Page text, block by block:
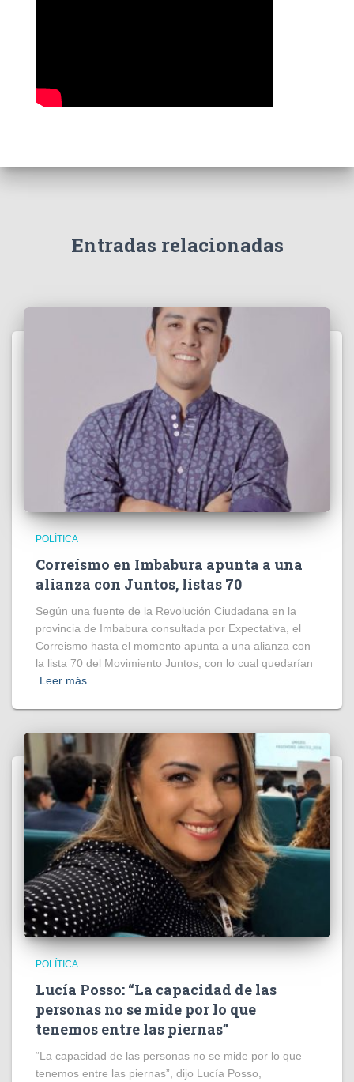
Entradas relacionadas
POLÍTICA
Correísmo en Imbabura apunta a una
alianza con Juntos, listas 70
Según una fuente de la Revolución Ciudadana en la
provincia de Imbabura consultada por Expectativa, el
Correismo hasta el momento apunta a una alianza con
la lista 70 del Movimiento Juntos, con lo cual quedarían
Leer más
POLÍTICA
Lucía Posso: “La capacidad de las
personas no se mide por lo que
tenemos entre las piernas”
“La capacidad de las personas no se mide por lo que
tenemos entre las piernas”, dijo Lucía Posso,